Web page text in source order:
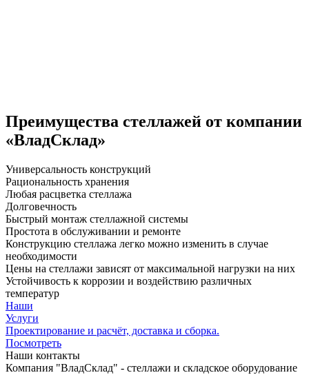
Преимущества стеллажей от компании
«ВладСклад»
Универсальность конструкций
Рациональность хранения
Любая расцветка стеллажа
Долговечность
Быстрый монтаж стеллажной системы
Простота в обслуживании и ремонте
Конструкцию стеллажа легко можно изменить в случае
необходимости
Цены на стеллажи зависят от максимальной нагрузки на них
Устойчивость к коррозии и воздействию различных
температур
Наши
Услуги
Проектирование и расчёт, доставка и сборка.
Посмотреть
Наши контакты
Компания "ВладСклад" - стеллажи и складское оборудование